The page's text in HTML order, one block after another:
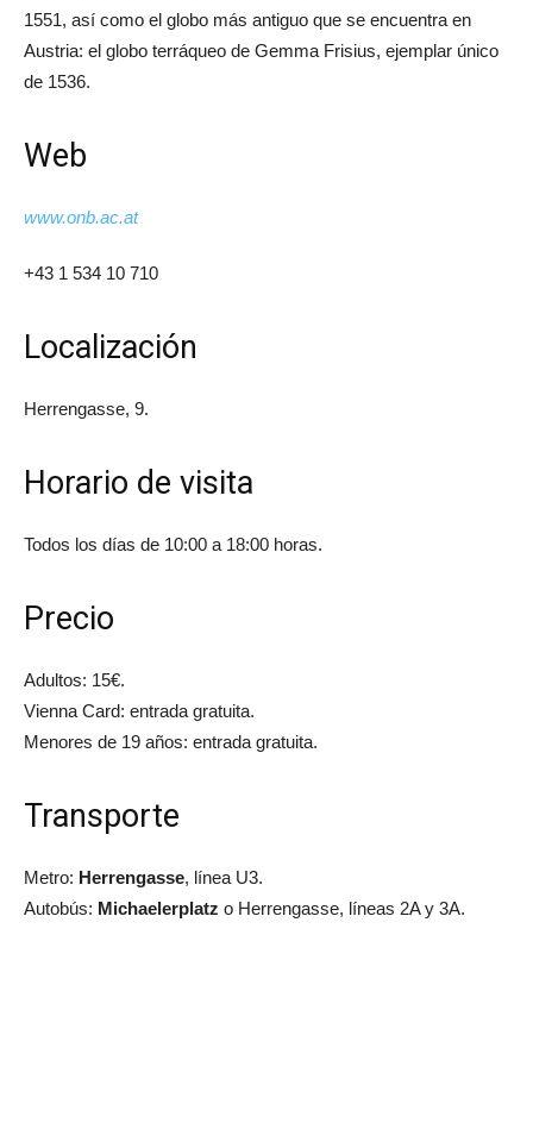
1551, así como el globo más antiguo que se encuentra en
Austria: el globo terráqueo de Gemma Frisius, ejemplar único
de 1536.
Web
www.onb.ac.at
+43 1 534 10 710
Localización
Herrengasse, 9.
Horario de visita
Todos los días de 10:00 a 18:00 horas.
Precio
Adultos: 15€.
Vienna Card: entrada gratuita.
Menores de 19 años: entrada gratuita.
Transporte
Metro: Herrengasse, línea U3.
Autobús: Michaelerplatz o Herrengasse, líneas 2A y 3A.